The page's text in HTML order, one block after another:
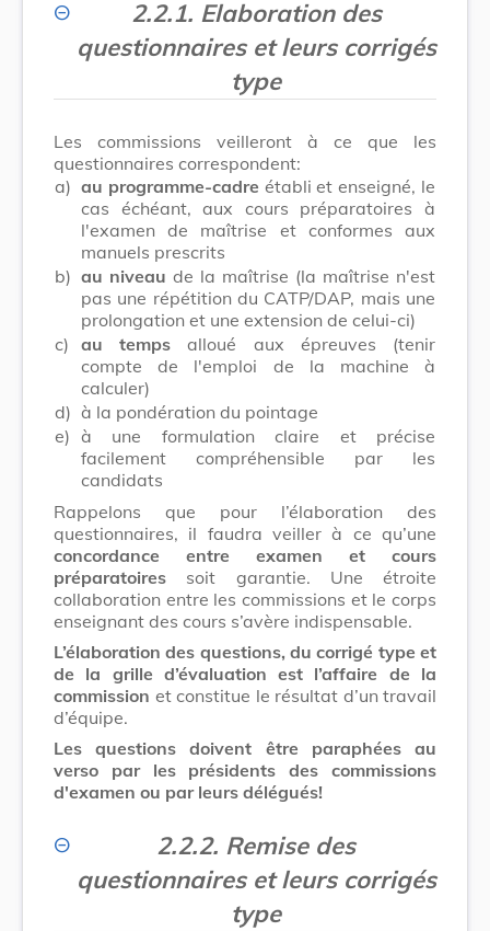
2.2.1. Elaboration des
questionnaires et leurs corrigés
type
Les commissions veilleront à ce que les
questionnaires correspondent:
a) au programme-cadre établi et enseigné, le
cas échéant, aux cours préparatoires à
l'examen de maîtrise et conformes aux
manuels prescrits
b) au niveau de la maîtrise (la maîtrise n'est
pas une répétition du CATP/DAP, mais une
prolongation et une extension de celui-ci)
c) au temps alloué aux épreuves (tenir
compte de l'emploi de la machine à
calculer)
d) à la pondération du pointage
e) à une formulation claire et précise
facilement compréhensible par les
candidats
Rappelons que pour l’élaboration des
questionnaires, il faudra veiller à ce qu’une
concordance entre examen et cours
préparatoires soit garantie. Une étroite
collaboration entre les commissions et le corps
enseignant des cours s’avère indispensable.
L’élaboration des questions, du corrigé type et
de la grille d’évaluation est l’affaire de la
commission et constitue le résultat d’un travail
d’équipe.
Les questions doivent être paraphées au
verso par les présidents des commissions
d'examen ou par leurs délégués!
2.2.2. Remise des
questionnaires et leurs corrigés
type